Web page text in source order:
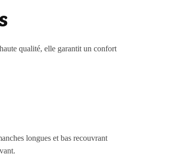
qualité, elle garantit un confort
longues et bas recouvrant